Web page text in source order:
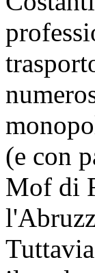
(e con
Mof di